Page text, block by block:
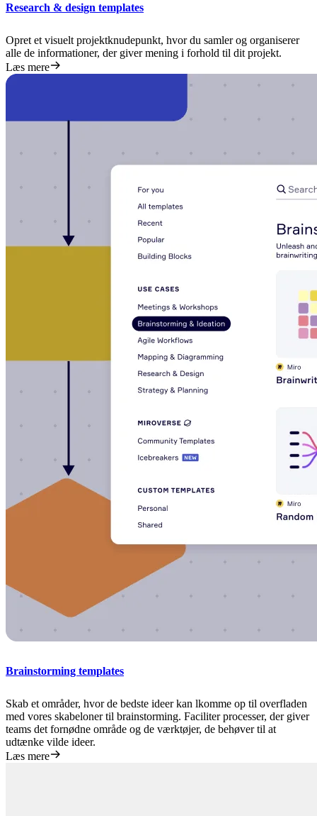
Research & design templates
Opret et visuelt projektknudepunkt, hvor du samler og organiserer
alle de informationer, der giver mening i forhold til dit projekt.
Læs mere
Brainstorming templates
Skab et områder, hvor de bedste ideer kan lkomme op til overfladen
med vores skabeloner til brainstorming. Faciliter processer, der giver
teams det fornødne område og de værktøjer, de behøver til at
udtænke vilde ideer.
Læs mere